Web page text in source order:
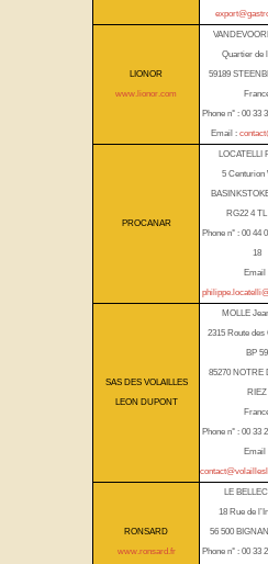
LIONOR
www.lionor.com
Quartier de
59189
Phone n° : 00 33
Email :
PROCANAR
LOCATELLI
5 Centurion
RG22 4
Phone n° : 00 44
18
Email
SAS DES VOLAILLES
LEON DUPONT
MOLLE
2315 Route des
BP 59
85270 NOTRE
RIEZ
Phone n° : 00 33
Email
RONSARD
www.ronsard.fr
LE
18 Rue de
56 500
Phone n° : 00 33